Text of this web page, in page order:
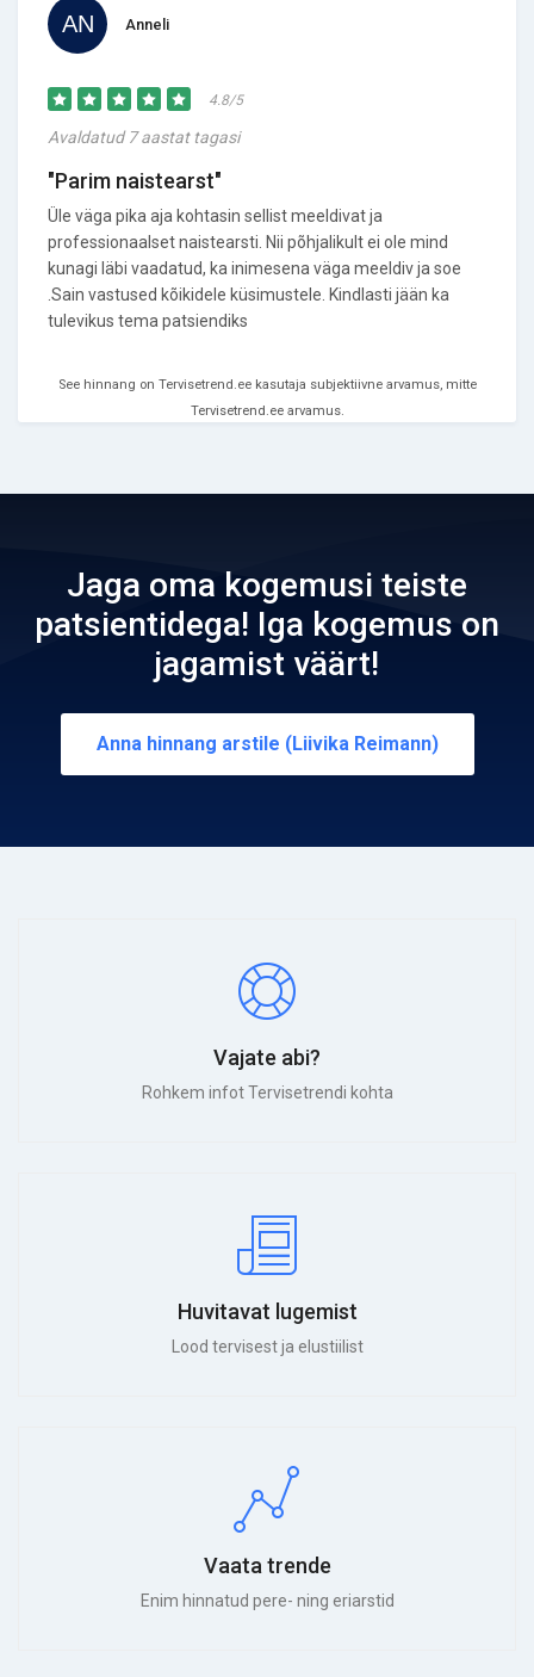
Anneli
4.8/5
Avaldatud 7 aastat tagasi
"Parim naistearst"
Üle väga pika aja kohtasin sellist meeldivat ja
professionaalset naistearsti. Nii põhjalikult ei ole mind
kunagi läbi vaadatud, ka inimesena väga meeldiv ja soe
.Sain vastused kõikidele küsimustele. Kindlasti jään ka
tulevikus tema patsiendiks
See hinnang on Tervisetrend.ee kasutaja subjektiivne arvamus, mitte
Tervisetrend.ee arvamus.
Jaga oma kogemusi teiste
patsientidega! Iga kogemus on
jagamist väärt!
Anna hinnang arstile (Liivika Reimann)
Vajate abi?
Rohkem infot Tervisetrendi kohta
Huvitavat lugemist
Lood tervisest ja elustiilist
Vaata trende
Enim hinnatud pere- ning eriarstid